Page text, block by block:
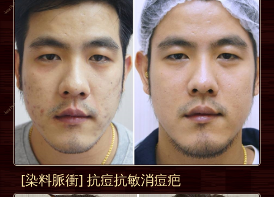
[染料脈衝] 抗痘抗敏消痘疤